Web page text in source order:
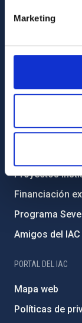
Marketing
Legislación
Código ético y
Igualdad y
Forever IAC
Medio
Proyectos
Financiación
Programa
Amigos del IAC
PORTAL DEL IAC
Mapa web
Políticas de